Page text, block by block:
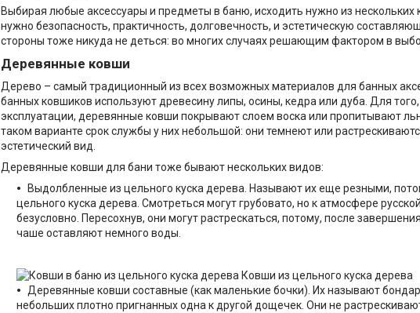
Выбирая любые аксессуары и предметы в баню, исходить нужно из нескольких
нужно безопасность, практичность, долговечность, и эстетическую
стороны тоже никуда не деться: во многих случаях решающим фактором в
Деревянные ковши
Дерево – самый традиционный из всех возможных материалов для банных
банных ковшиков используют древесину липы, осины, кедра или дуба. Для
эксплуатации, деревянные ковши покрывают слоем воска или пропитывают
таком варианте срок службы у них небольшой: они темнеют или
эстетический вид.
Деревянные ковши для бани тоже бывают нескольких видов:
Выдолбленные из цельного куска дерева. Называют их еще резными,
цельного куска дерева. Смотреться могут грубовато, но к атмосфере
безусловно. Пересохнув, они могут растрескаться, потому, после
чаше оставляют немного воды.
Ковши из цельного куска дерева
Деревянные ковши составные (как маленькие бочки). Их называют
небольших плотно пригнанных одна к другой дощечек. Они не